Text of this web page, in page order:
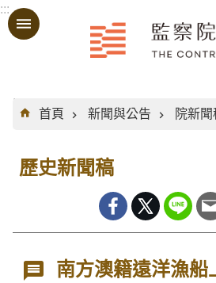
跳到主要內容區塊
:::
:::
首頁
新聞與公告 院新聞
歷史新聞稿
南方澳籍遠洋漁船